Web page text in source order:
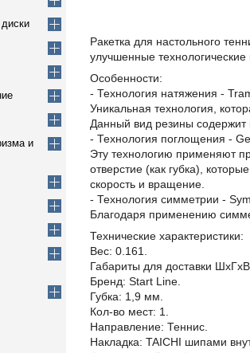
Ракетка для настольного
улучшенные технологические
Особенности:
- Технология натяжения -
Уникальная технология,
Данный вид резины содержит
- Технология поглощения -
Эту технологию применяют
отверстие (как губка),
скорость и вращение.
- Технология симметрии -
Благодаря применению
Технические характеристики:
Вес: 0.161.
Габариты для доставки
Бренд: Start Line.
Губка: 1,9 мм.
Кол-во мест: 1.
Направление: Теннис.
Накладка: TAICHI шипами
и